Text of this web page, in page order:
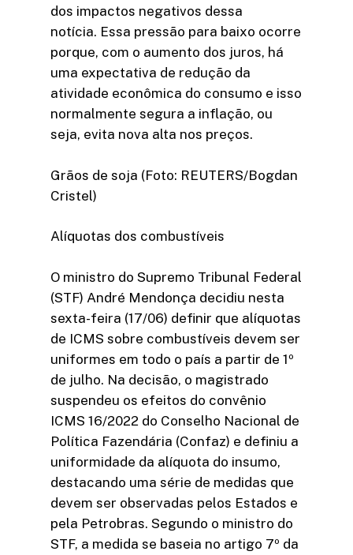
dos impactos negativos dessa
notícia. Essa pressão para baixo ocorre
porque, com o aumento dos juros, há
uma expectativa de redução da
atividade econômica do consumo e isso
normalmente segura a inflação, ou
seja, evita nova alta nos preços.
Grãos de soja (Foto: REUTERS/Bogdan
Cristel)
Alíquotas dos combustíveis
O ministro do Supremo Tribunal Federal
(STF) André Mendonça decidiu nesta
sexta-feira (17/06) definir que alíquotas
de ICMS sobre combustíveis devem ser
uniformes em todo o país a partir de 1º
de julho. Na decisão, o magistrado
suspendeu os efeitos do convênio
ICMS 16/2022 do Conselho Nacional de
Política Fazendária (Confaz) e definiu a
uniformidade da alíquota do insumo,
destacando uma série de medidas que
devem ser observadas pelos Estados e
pela Petrobras. Segundo o ministro do
STF, a medida se baseia no artigo 7º da